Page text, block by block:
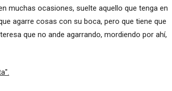
muchas ocasiones, suelte aquello que tenga en
agarre cosas con su boca, pero que tiene que
que no ande agarrando, mordiendo por ahí,